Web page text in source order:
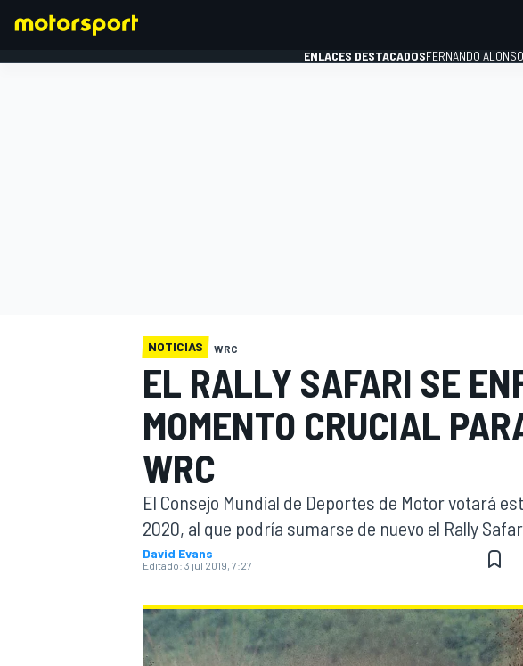
ENLACES DESTACADOSFERNANDO ALONSO
NOTICIAS WRC
EL RALLY SAFARI SE
MOMENTO CRUCIAL
WRC
El Consejo Mundial de Deportes de Motor votará
2020, al que podría sumarse de nuevo el Rally
David Evans
Editado: 3 jul 2019, 7:27